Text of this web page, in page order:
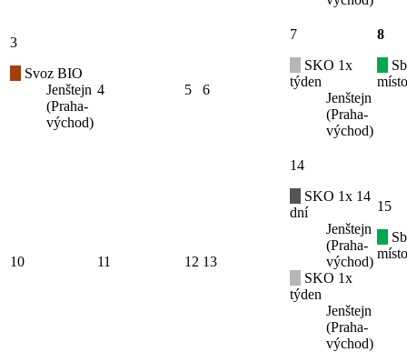
3
Svoz BIO
Jenštejn
(Praha-
východ)
4 5 6
7
SKO 1x
týden
Jenštejn
(Praha-
východ)
8
10 11 12 13
14
SKO 1x 14
dní
Jenštejn
(Praha-
východ)
SKO 1x
týden
Jenštejn
(Praha-
východ)
15